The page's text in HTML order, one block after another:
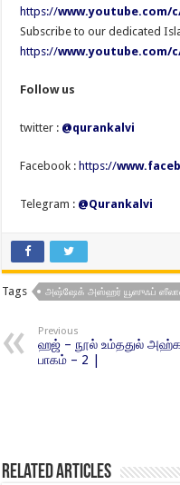
https://www.youtube.com/
Subscribe to our dedicated
https://www.youtube.com/
Follow us
twitter : @qurankalvi
Facebook : https://
Telegram : @Qurankalvi
Tags அஷ்ஷேக் அஸ்ஹர் யூஸுஃப்
Previous
ஹஜ் – நூல் உம்ததுல்
பாகம் – 2 |
Related Articles